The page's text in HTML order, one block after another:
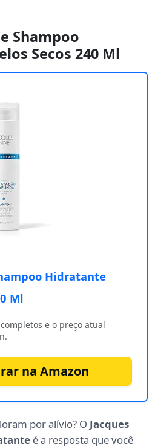
Shampoo
Secos 240 Ml
Hidratante
Ml
e o preço atual
na Amazon
por alívio? O Jacques
é a resposta que você